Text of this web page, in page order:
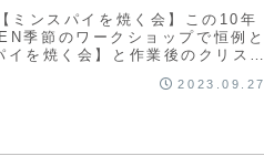
ミンスパイを焼く会】この10年
季節のワークショップで恒例と
を焼く会】と作業後のクリスマ
2023.09.27